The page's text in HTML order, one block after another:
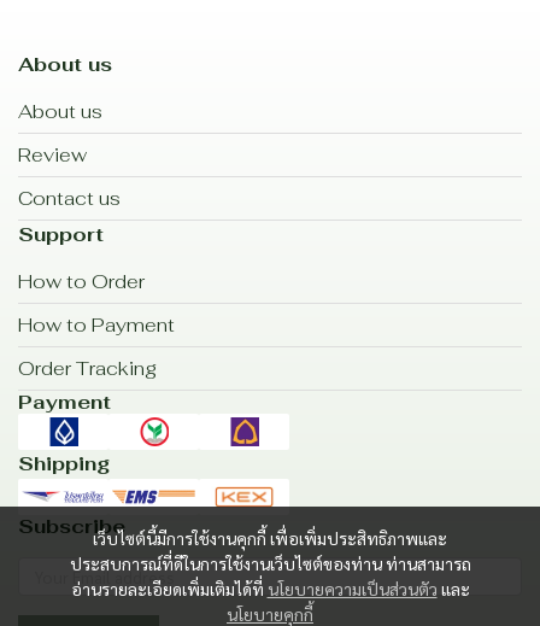
เว็บไซต์นี้มีการใช้งานคุกกี้ เพื่อเพิ่มประสิทธิภาพและ
ประสบการณ์ที่ดีในการใช้งานเว็บไซต์ของท่าน ท่านสามารถ
อ่านรายละเอียดเพิ่มเติมได้ที่ นโยบายความเป็นส่วนตัว และ
นโยบายคุกกี้
About us
About us
Review
Contact us
Support
How to Order
How to Payment
Order Tracking
Payment
Shipping
Subscribe